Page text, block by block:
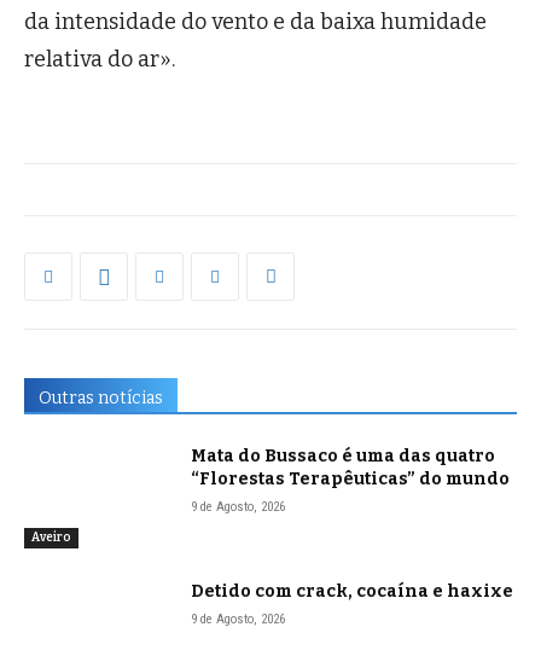
da intensidade do vento e da baixa humidade
relativa do ar».
Outras notícias
Aveiro
Mata do Bussaco é uma das quatro
“Florestas Terapêuticas” do mundo
9 de Agosto, 2026
Detido com crack, cocaína e haxixe
9 de Agosto, 2026